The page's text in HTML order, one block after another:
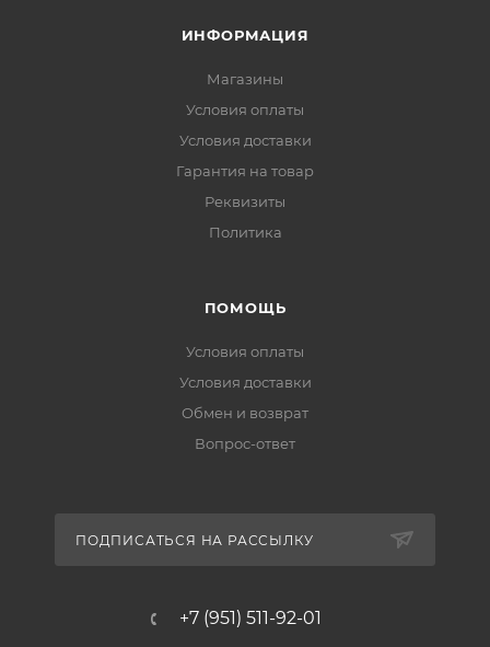
ИНФОРМАЦИЯ
Магазины
Условия оплаты
Условия доставки
Гарантия на товар
Реквизиты
Политика
ПОМОЩЬ
Условия оплаты
Условия доставки
Обмен и возврат
Вопрос-ответ
ПОДПИСАТЬСЯ НА РАССЫЛКУ
+7 (951) 511-92-01